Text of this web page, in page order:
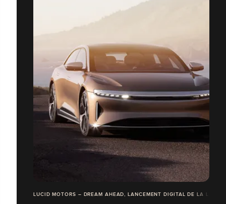
LUCID MOTORS – DREAM AHEAD, LANCEMENT DIGITAL DE LA LUCID